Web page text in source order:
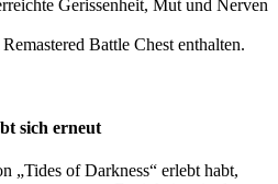
Gerissenheit, Mut und Nerven
Battle Chest enthalten.
sich erneut
„Tides of Darkness“ erlebt habt,